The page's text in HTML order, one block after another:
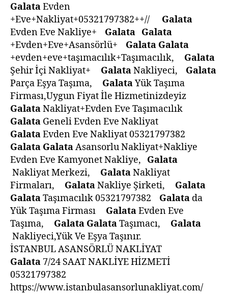
GalataEvden
+Eve+Nakliyat+05321797382++// Galata
Evden Eve Nakliye+ Galata Galata
+Evden+Eve+Asansörlü+ Galata Galata
+evden+eve+taşımacılık+Taşımacılık, Galata
Şehir İçi Nakliyat+ GalataNakliyeci, Galata
Parça Eşya Taşıma, GalataYük Taşıma
Firması,Uygun Fiyat İle Hizmetinizdeyiz
GalataNakliyat+Evden Eve Taşımacılık
Galata Geneli Evden Eve Nakliyat
GalataEvden Eve Nakliyat 05321797382
Galata GalataAsansorlu Nakliyat+Nakliye
Evden Eve Kamyonet Nakliye, Galata
Nakliyat Merkezi, GalataNakliyat
Firmaları, GalataNakliye Şirketi, Galata
GalataTaşımacılık 05321797382 Galata da
Yük Taşıma Firması GalataEvden Eve
Taşıma, Galata GalataTaşımacı, Galata
Nakliyeci,Yük Ve Eşya Taşınır.
İSTANBUL ASANSÖRLÜ NAKLİYAT
Galata 7/24 SAAT NAKLİYE HİZMETİ
05321797382
https://www.istanbulasansorlunakliyat.com/